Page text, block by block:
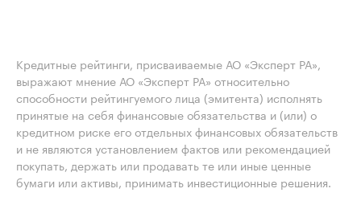
Кредитные рейтинги, присваиваемые АО «Эксперт РА»,
выражают мнение АО «Эксперт РА» относительно
способности рейтингуемого лица (эмитента) исполнять
принятые на себя финансовые обязательства и (или) о
кредитном риске его отдельных финансовых обязательств
и не являются установлением фактов или рекомендацией
покупать, держать или продавать те или иные ценные
бумаги или активы, принимать инвестиционные решения.